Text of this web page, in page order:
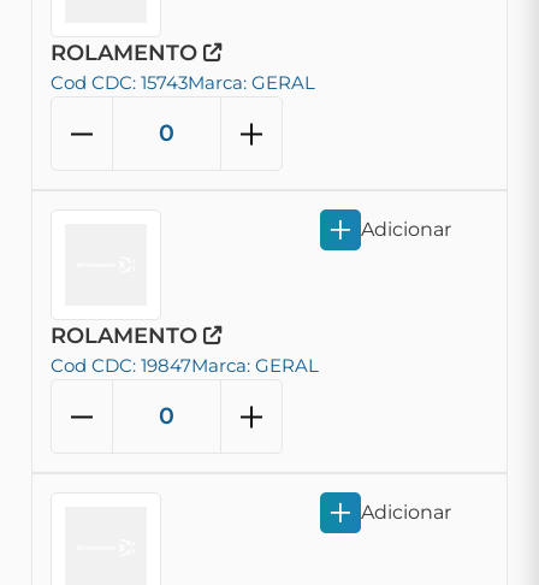
ROLAMENTO
Cod CDC: 15743Marca: GERAL
ROLAMENTO
Cod CDC: 19847Marca: GERAL
Adicionar
Adicionar